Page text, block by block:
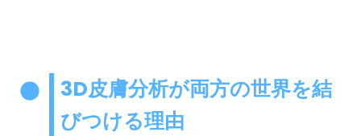
3D皮膚分析が両方の世界を結
びつける理由